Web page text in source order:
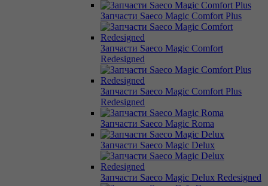
Запчасти Saeco Magic Comfort Plus
Запчасти Saeco Magic Comfort
Redesigned
Запчасти Saeco Magic Comfort Plus
Redesigned
Запчасти Saeco Magic Roma
Запчасти Saeco Magic Delux
Запчасти Saeco Magic Delux Redesigned